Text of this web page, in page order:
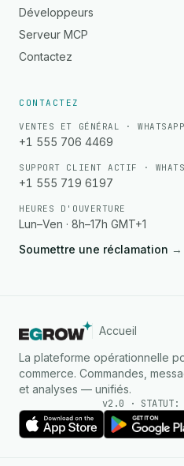
Développeurs
Serveur MCP
Contactez
CONTACTEZ
VENTES ET GÉNÉRAL · WHATSAPP
+1 555 706 4469
SUPPORT CLIENT ACTIF ·
+1 555 719 6197
HEURES D'OUVERTURE
Lun–Ven · 8h–17h GMT+1
Soumettre une réclamation →
Accueil
La plateforme opérationnelle
commerce. Commandes,
et analyses — unifiés.
v2.0 · STATUT: